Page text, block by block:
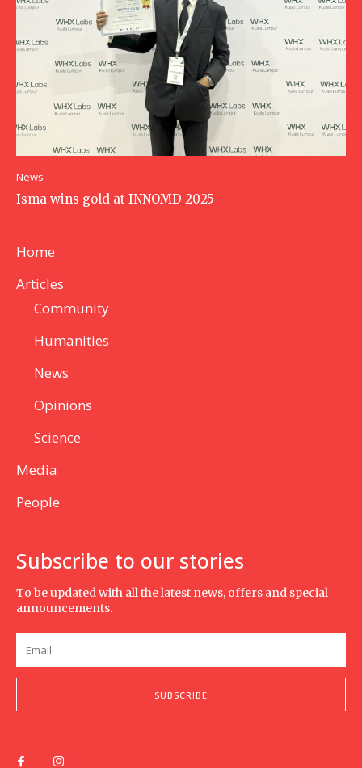
News
Isma wins gold at INNOMD 2025
Home
Articles
Community
Humanities
News
Opinions
Science
Media
People
Subscribe to our stories
To be updated with all the latest news, offers and special
announcements.
SUBSCRIBE